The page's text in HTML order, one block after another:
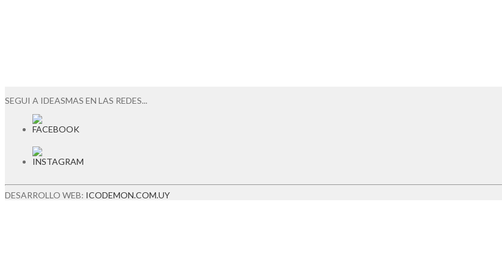
SEGUI A IDEASMAS EN LAS REDES...
DESARROLLO WEB: ICODEMON.COM.UY